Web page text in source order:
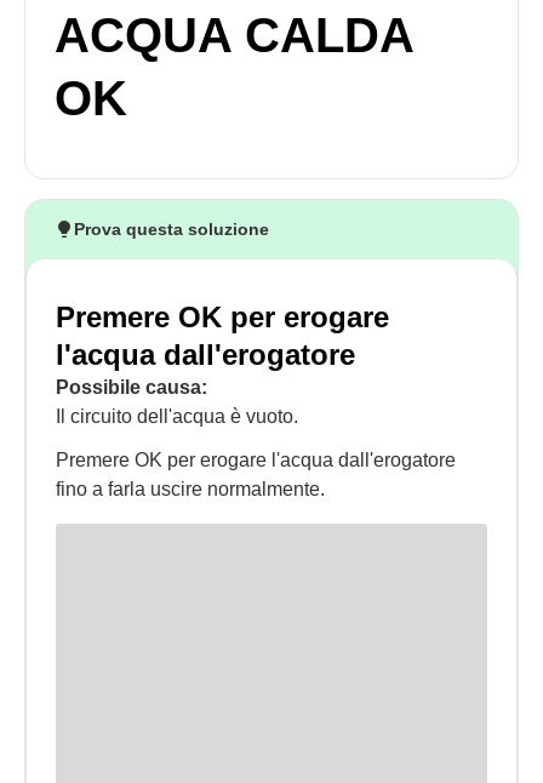
ACQUA CALDA
OK
Prova questa soluzione
Premere OK per erogare
l'acqua dall'erogatore
Possibile causa:
Il circuito dell'acqua è vuoto.
Premere OK per erogare l'acqua dall'erogatore
fino a farla uscire normalmente.